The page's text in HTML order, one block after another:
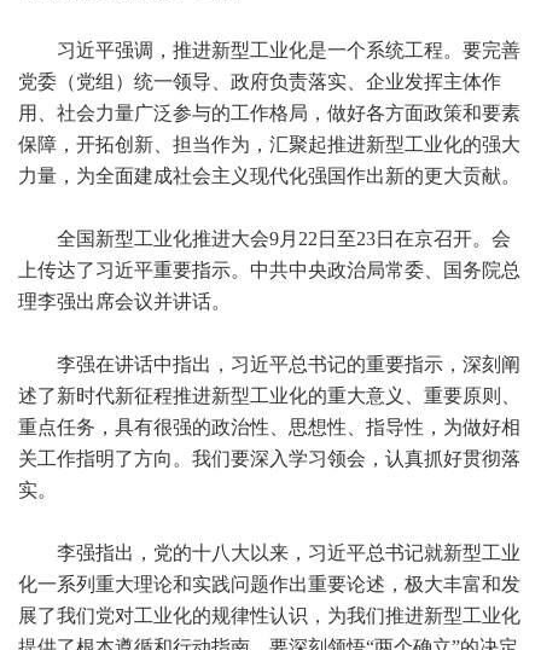
习近平强调，推进新型工业化是一个系统工程。要完善
党委（党组）统一领导、政府负责落实、企业发挥主体作
用、社会力量广泛参与的工作格局，做好各方面政策和要素
保障，开拓创新、担当作为，汇聚起推进新型工业化的强大
力量，为全面建成社会主义现代化强国作出新的更大贡献。
全国新型工业化推进大会9月22日至23日在京召开。会
上传达了习近平重要指示。中共中央政治局常委、国务院总
理李强出席会议并讲话。
李强在讲话中指出，习近平总书记的重要指示，深刻阐
述了新时代新征程推进新型工业化的重大意义、重要原则、
重点任务，具有很强的政治性、思想性、指导性，为做好相
关工作指明了方向。我们要深入学习领会，认真抓好贯彻落
实。
李强指出，党的十八大以来，习近平总书记就新型工业
化一系列重大理论和实践问题作出重要论述，极大丰富和发
展了我们党对工业化的规律性认识，为我们推进新型工业化